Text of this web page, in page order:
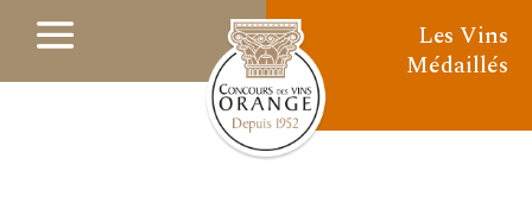
Les Vins
Médaillés